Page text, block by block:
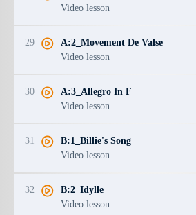
Video lesson
29
A:2_Movement De Valse
Video lesson
30
A:3_Allegro In F
Video lesson
31
B:1_Billie's Song
Video lesson
32
B:2_Idylle
Video lesson